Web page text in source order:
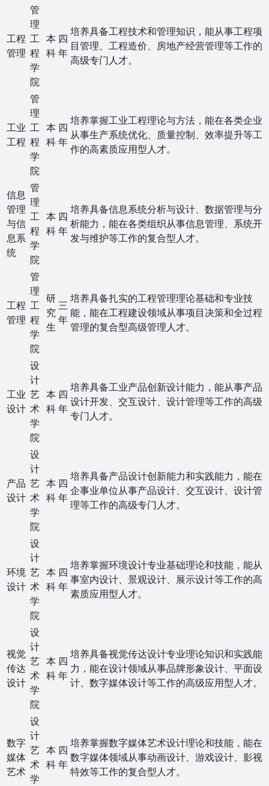
工程
管理
管
理
工
程
学
院
本
科
四
年
培养具备工程技术和管理知识，能从事工程项
目管理、工程造价、房地产经营管理等工作的
高级专门人才。
工业
工程
管
理
工
程
学
院
本
科
四
年
培养掌握工业工程理论与方法，能在各类企业
从事生产系统优化、质量控制、效率提升等工
作的高素质应用型人才。
信息
管理
与信
息系
统
管
理
工
程
学
院
本
科
四
年
培养具备信息系统分析与设计、数据管理与分
析能力，能在各类组织从事信息管理、系统开
发与维护等工作的复合型人才。
工程
管理
管
理
工
程
学
院
研
究
生
三
年
培养具备扎实的工程管理理论基础和专业技
能，能在工程建设领域从事项目决策和全过程
管理的复合型高级管理人才。
工业
设计
设
计
艺
术
学
院
本
科
四
年
培养具备工业产品创新设计能力，能从事产品
设计开发、交互设计、设计管理等工作的高级
专门人才。
产品
设计
设
计
艺
术
学
院
本
科
四
年
培养具备产品设计创新能力和实践能力，能在
企事业单位从事产品设计、交互设计、设计管
理等工作的高级专门人才。
环境
设计
设
计
艺
术
学
院
本
科
四
年
培养掌握环境设计专业基础理论和技能，能从
事室内设计、景观设计、展示设计等工作的高
素质应用型人才。
视觉
传达
设计
设
计
艺
术
学
院
本
科
四
年
培养具备视觉传达设计专业理论知识和实践能
力，能在设计领域从事品牌形象设计、平面设
计、数字媒体设计等工作的高级应用型人才。
数字
媒体
艺术
设
计
艺
术
学
本
科
四
年
培养掌握数字媒体艺术设计理论和技能，能在
数字媒体领域从事动画设计、游戏设计、影视
特效等工作的复合型人才。